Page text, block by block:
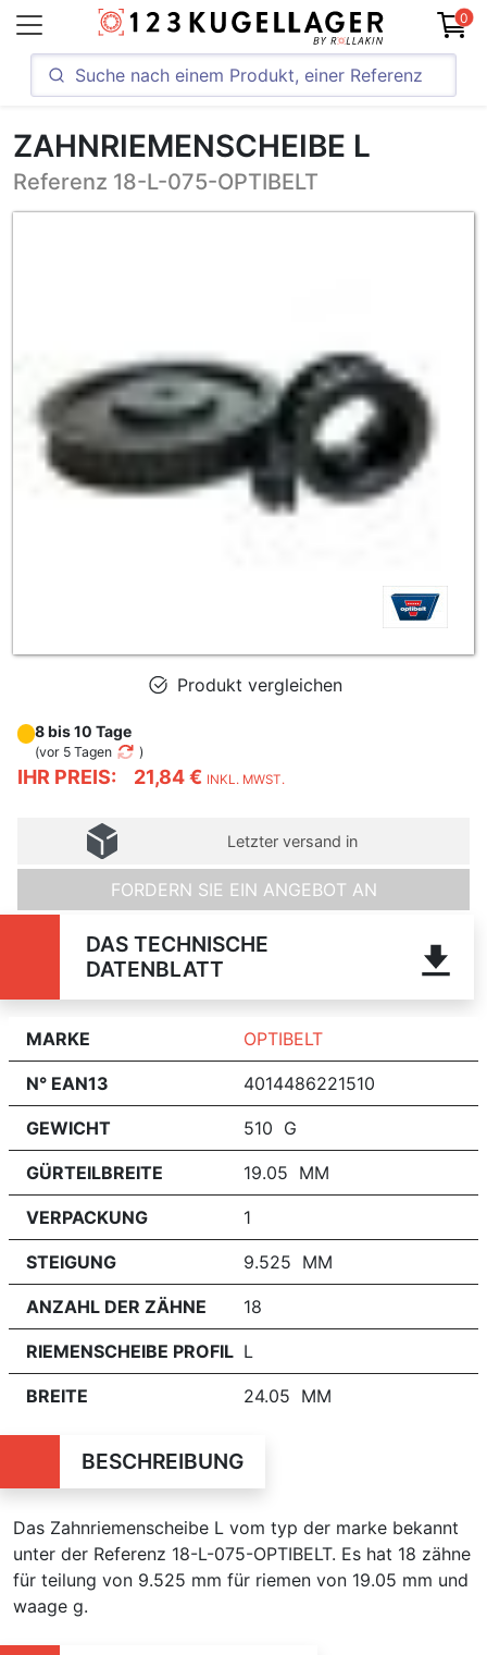
0
ZAHNRIEMENSCHEIBE L
Referenz 18-L-075-OPTIBELT
Produkt vergleichen
IHR PREIS: 21,84 € INKL. MWST.
8 bis 10 Tage
(vor 5 Tagen )
Letzter versand in
FORDERN SIE EIN ANGEBOT AN
DAS TECHNISCHE
DATENBLATT
MARKE OPTIBELT
N° EAN13 4014486221510
GEWICHT 510 G
GÜRTEILBREITE 19.05 MM
VERPACKUNG 1
STEIGUNG 9.525 MM
ANZAHL DER ZÄHNE 18
RIEMENSCHEIBE PROFIL L
BREITE 24.05 MM
BESCHREIBUNG
Das Zahnriemenscheibe L vom typ der marke bekannt
unter der Referenz 18-L-075-OPTIBELT. Es hat 18 zähne
für teilung von 9.525 mm für riemen von 19.05 mm und
waage g.